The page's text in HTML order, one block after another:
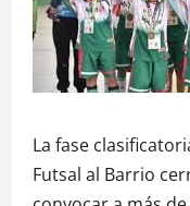
La fase
Futsal al Barrio